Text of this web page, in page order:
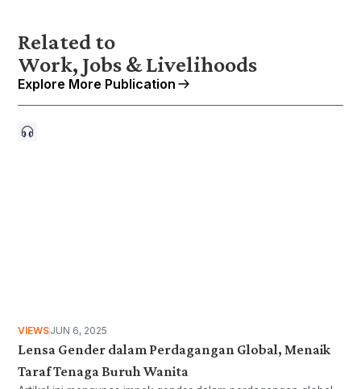
Related to
Work, Jobs & Livelihoods
Explore More Publication
VIEWSJUN 6, 2025
Lensa Gender dalam Perdagangan Global, Menaik
Taraf Tenaga Buruh Wanita